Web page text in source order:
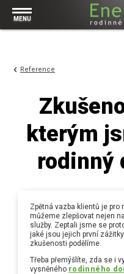
MENU
Prohlížet vše v kategorii
Economy
Typové řešení
Základová deska
Technologie domu
Zděné domy na klíč
Dřevostavby
Pracovní pozice
Bezpečnost a ochrana osobních
Prohlížet vše v kategorii Magazín
Financování
Vytvořili jsme pro
Bungalov, nebo
Výhody a nevýhody
Přízemní rodinné
Prohlížet vše v kategorii Realizace
RD Dobrovice
RD Sadská
RD Zhoř u Jihlavy
Prohlížet vše v kategorii
Za jeden den pod
Video EnerDOMY
Reference
kterým
rodinný
Zpětná vazba klientů je
můžeme zlepšovat nejen
služby. Zeptali jsme se
jaké jsou jejich první
zkušenosti podělíme.
Třeba přemýšlíte, zda se i
vysněného rodinného